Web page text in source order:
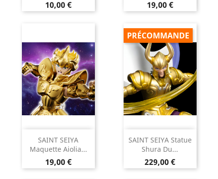
Prix
10,00 € Prix
19,00 €
SAINT SEIYA
Maquette Aiolia...
Prix
19,00 €
SAINT SEIYA Statue
Shura Du...
Prix
229,00 €
PRÉCOMMANDE